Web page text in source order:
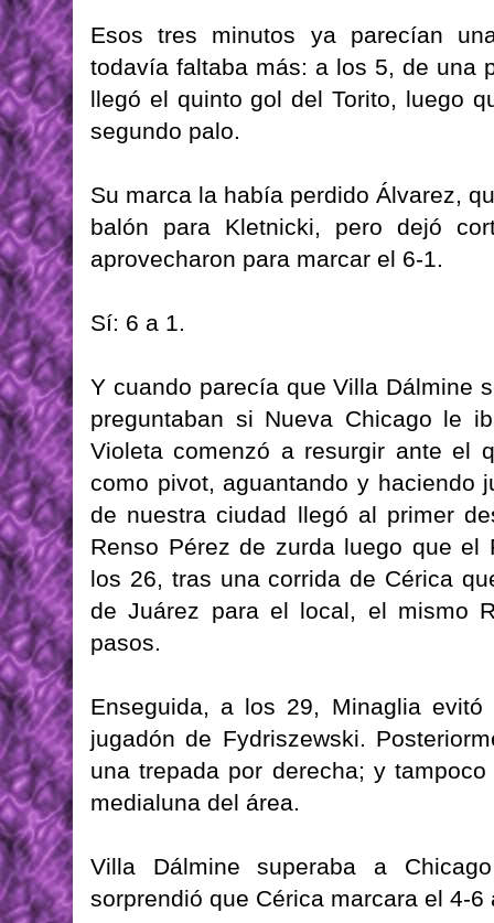
Esos tres minutos ya parecían
todavía faltaba más: a los 5, de una
llegó el quinto gol del Torito, luego
segundo palo.
Su marca la había perdido Álvarez,
balón para Kletnicki, pero dejó
aprovecharon para marcar el 6-1.
Sí: 6 a 1.
Y cuando parecía que Villa Dálmine
preguntaban si Nueva Chicago le
Violeta comenzó a resurgir ante el
como pivot, aguantando y haciendo
de nuestra ciudad llegó al primer
Renso Pérez de zurda luego que
los 26, tras una corrida de Cérica
de Juárez para el local, el mismo
pasos.
Enseguida, a los 29, Minaglia
jugadón de Fydriszewski.
una trepada por derecha; y
medialuna del área.
Villa Dálmine superaba a
sorprendió que Cérica marcara el 4-6